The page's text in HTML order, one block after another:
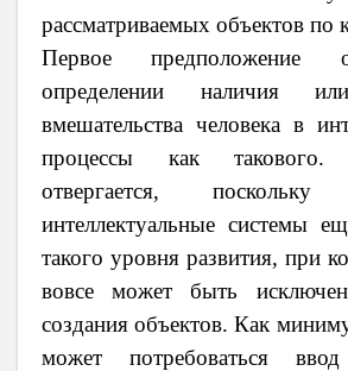
рассматриваемых объектов по
Первое предположение
определении наличия
вмешательства человека в
процессы как такового.
отвергается, поскольку
интеллектуальные системы
такого уровня развития, при
вовсе может быть
создания объектов. Как
может потребоваться ввод